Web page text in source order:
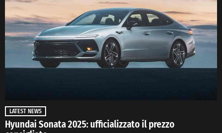
LATEST NEWS
Hyundai Sonata 2025: ufficializzato il prezzo